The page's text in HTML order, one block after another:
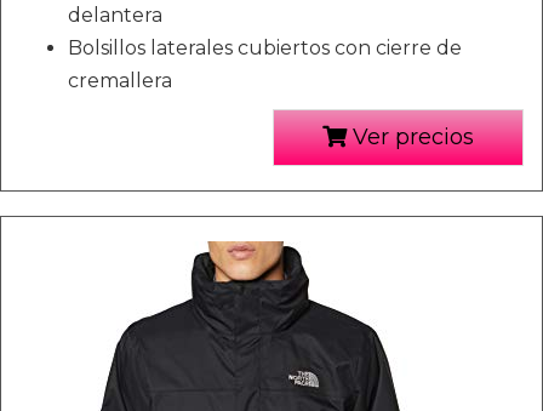
delantera
Bolsillos laterales cubiertos con cierre de
cremallera
Ver precios